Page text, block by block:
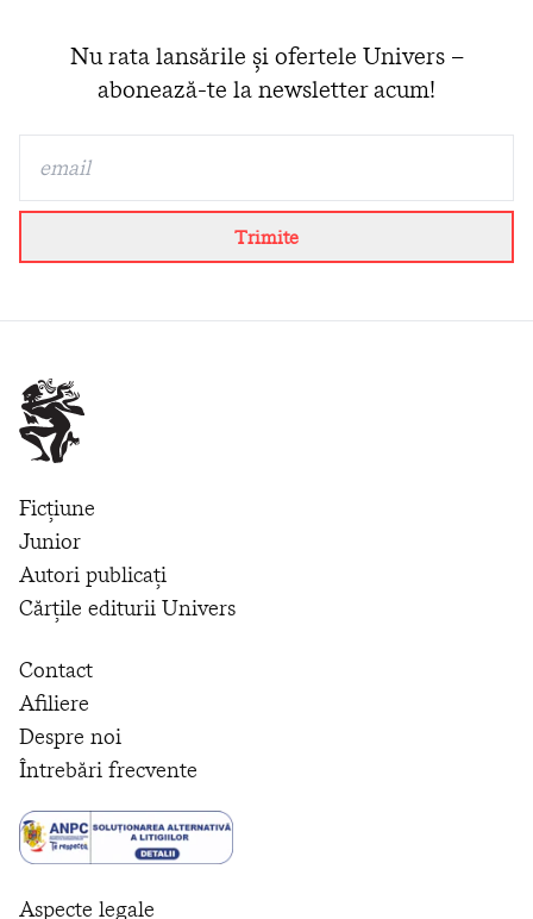
Nu rata lansările și ofertele Univers –
abonează-te la newsletter acum!
Trimite
Ficțiune
Junior
Autori publicați
Cărțile editurii Univers
Contact
Afiliere
Despre noi
Întrebări frecvente
Aspecte legale